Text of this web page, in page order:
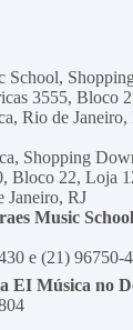
School,
3555, Bloco
Rio de Janeiro,
Shopping
Bloco 22, Loja
Janeiro, RJ
Music
e (21) 96750-
EI Música no